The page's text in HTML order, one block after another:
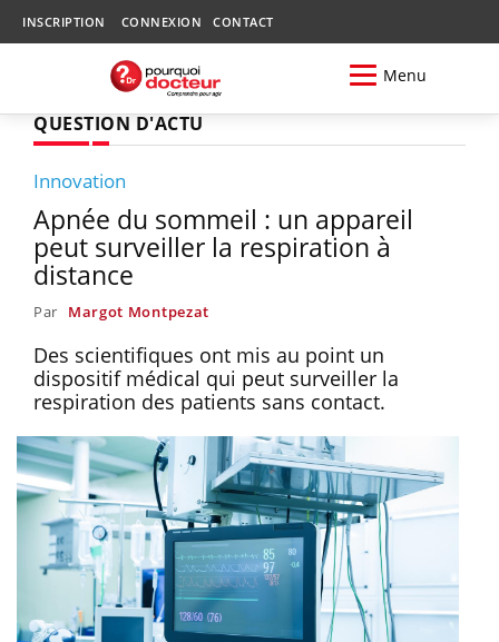
INSCRIPTION CONNEXION CONTACT
Menu
QUESTION D'ACTU
Innovation
Apnée du sommeil : un appareil
peut surveiller la respiration à
distance
Par Margot Montpezat
Des scientifiques ont mis au point un
dispositif médical qui peut surveiller la
respiration des patients sans contact.